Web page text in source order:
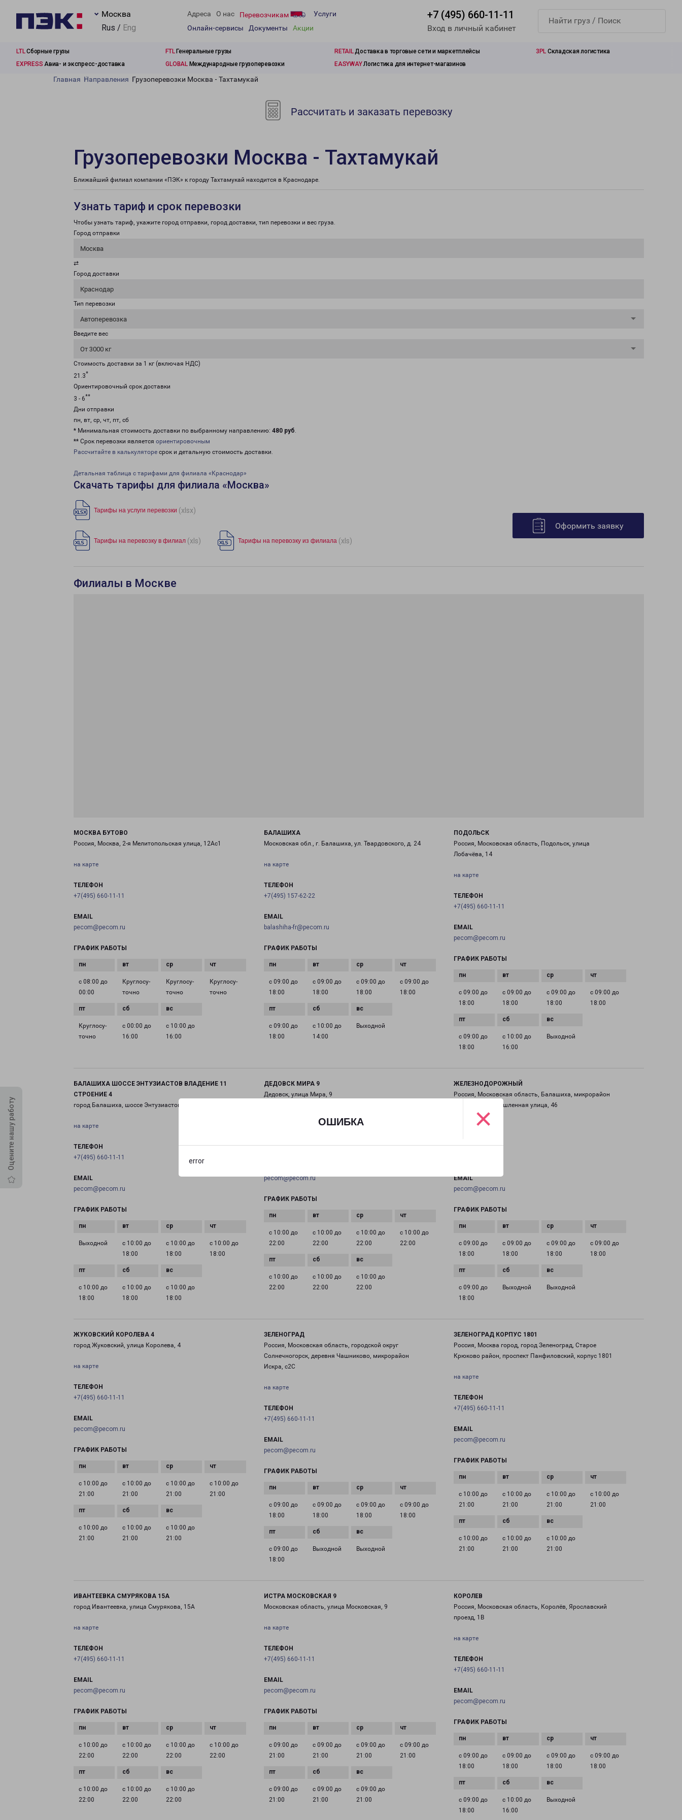
ОШИБКА
error
×
Москва
Rus / Eng
Адреса О нас Перевозчикам
Услуги
Онлайн-сервисы
Документы Акции
+7 (495) 660-11-11
Вход в личный кабинет
LTLСборные грузы FTLГенеральные грузы RETAILДоставка в торговые сети и маркетплейсы 3PL Складская логистика
EXPRESS Авиа- и экспресс-доставка GLOBALМеждународные грузоперевозки EASYWAYЛогистика для интернет-магазинов
Оцените нашу работу
Главная Направления Грузоперевозки Москва - Тахтамукай
Рассчитать и заказать перевозку
Грузоперевозки Москва - Тахтамукай
Ближайший филиал компании «ПЭК» к городу Тахтамукай находится в Краснодаре.
Узнать тариф и срок перевозки
Чтобы узнать тариф, укажите город отправки, город доставки, тип перевозки и вес груза.
Город отправки
Москва
⇄
Город доставки
Краснодар
Тип перевозки
Автоперевозка
Введите вес
От 3000 кг
Стоимость доставки за 1 кг (включая НДС)
21.3*
Ориентировочный срок доставки
3 - 6**
Дни отправки
пн, вт, ср, чт, пт, сб
* Минимальная стоимость доставки по выбранному направлению: 480 руб.
** Срок перевозки является ориентировочным
Рассчитайте в калькуляторе срок и детальную стоимость доставки.
Детальная таблица с тарифами для филиала «Краснодар»
Скачать тарифы для филиала «Москва»
Тарифы на услуги перевозки (xlsx)
Тарифы на перевозку в филиал (xls) Тарифы на перевозку из филиала (xls)
Оформить заявку
Филиалы в Москве
МОСКВА БУТОВО
Россия, Москва, 2-я Мелитопольская улица, 12Ас1
на карте
ТЕЛЕФОН
+7(495) 660-11-11
EMAIL
pecom@pecom.ru
ГРАФИК РАБОТЫ
с 08:00 до
00:00
Круглосу­
точно
Круглосу­
точно
Круглосу­
точно
Круглосу­
точно
с 00:00 до
16:00
с 10:00 до
16:00
БАЛАШИХА
Московская обл., г. Балашиха, ул. Твардовского, д. 24
на карте
ТЕЛЕФОН
+7(495) 157-62-22
EMAIL
balashiha-fr@pecom.ru
ГРАФИК РАБОТЫ
с 09:00 до
18:00
с 09:00 до
18:00
с 09:00 до
18:00
с 09:00 до
18:00
с 09:00 до
18:00
с 10:00 до
14:00
Выходной
ПОДОЛЬСК
Россия, Московская область, Подольск, улица
Лобачёва, 14
на карте
ТЕЛЕФОН
+7(495) 660-11-11
EMAIL
pecom@pecom.ru
ГРАФИК РАБОТЫ
с 09:00 до
18:00
с 09:00 до
18:00
с 09:00 до
18:00
с 09:00 до
18:00
с 09:00 до
18:00
с 10:00 до
16:00
Выходной
БАЛАШИХА ШОССЕ ЭНТУЗИАСТОВ ВЛАДЕНИЕ 11
СТРОЕНИЕ 4
город Балашиха, шоссе Энтузиастов, 11 строение 4
на карте
ТЕЛЕФОН
+7(495) 660-11-11
EMAIL
pecom@pecom.ru
ГРАФИК РАБОТЫ
Выходной
с 10:00 до
18:00
с 10:00 до
18:00
с 10:00 до
18:00
с 10:00 до
18:00
с 10:00 до
18:00
с 10:00 до
18:00
ДЕДОВСК МИРА 9
Дедовск, улица Мира, 9
+7(495) 660-11-11
pecom@pecom.ru
ГРАФИК РАБОТЫ
с 10:00 до
22:00
с 10:00 до
22:00
с 10:00 до
22:00
с 10:00 до
22:00
с 10:00 до
22:00
с 10:00 до
22:00
с 10:00 до
22:00
ЖЕЛЕЗНОДОРОЖНЫЙ
Россия, Московская область, Балашиха, микрорайон
Саввино, Промышленная улица, 46
на карте
ТЕЛЕФОН
EMAIL
pecom@pecom.ru
ГРАФИК РАБОТЫ
с 09:00 до
18:00
с 09:00 до
18:00
с 09:00 до
18:00
с 09:00 до
18:00
с 09:00 до
18:00
Выходной Выходной
ЖУКОВСКИЙ КОРОЛЕВА 4
город Жуковский, улица Королева, 4
на карте
ТЕЛЕФОН
+7(495) 660-11-11
EMAIL
pecom@pecom.ru
ГРАФИК РАБОТЫ
с 10:00 до
21:00
с 10:00 до
21:00
с 10:00 до
21:00
с 10:00 до
21:00
с 10:00 до
21:00
с 10:00 до
21:00
с 10:00 до
21:00
ЗЕЛЕНОГРАД
Россия, Московская область, городской округ
Солнечногорск, деревня Чашниково, микрорайон
Искра, с2С
на карте
ТЕЛЕФОН
+7(495) 660-11-11
EMAIL
pecom@pecom.ru
ГРАФИК РАБОТЫ
с 09:00 до
18:00
с 09:00 до
18:00
с 09:00 до
18:00
с 09:00 до
18:00
с 09:00 до
18:00
Выходной Выходной
ЗЕЛЕНОГРАД КОРПУС 1801
Россия, Москва город, город Зеленоград, Старое
Крюково район, проспект Панфиловский, корпус 1801
на карте
ТЕЛЕФОН
+7(495) 660-11-11
EMAIL
pecom@pecom.ru
ГРАФИК РАБОТЫ
с 10:00 до
21:00
с 10:00 до
21:00
с 10:00 до
21:00
с 10:00 до
21:00
с 10:00 до
21:00
с 10:00 до
21:00
с 10:00 до
21:00
ИВАНТЕЕВКА СМУРЯКОВА 15А
город Ивантеевка, улица Смурякова, 15А
на карте
ТЕЛЕФОН
+7(495) 660-11-11
EMAIL
pecom@pecom.ru
ГРАФИК РАБОТЫ
с 10:00 до
22:00
с 10:00 до
22:00
с 10:00 до
22:00
с 10:00 до
22:00
с 10:00 до
22:00
с 10:00 до
22:00
с 10:00 до
22:00
ИСТРА МОСКОВСКАЯ 9
Московская область, улица Московская, 9
на карте
ТЕЛЕФОН
+7(495) 660-11-11
EMAIL
pecom@pecom.ru
ГРАФИК РАБОТЫ
с 09:00 до
21:00
с 09:00 до
21:00
с 09:00 до
21:00
с 09:00 до
21:00
с 09:00 до
21:00
с 09:00 до
21:00
с 09:00 до
21:00
КОРОЛЕВ
Россия, Московская область, Королёв, Ярославский
проезд, 1В
на карте
ТЕЛЕФОН
+7(495) 660-11-11
EMAIL
pecom@pecom.ru
ГРАФИК РАБОТЫ
с 09:00 до
18:00
с 09:00 до
18:00
с 09:00 до
18:00
с 09:00 до
18:00
с 09:00 до
18:00
с 10:00 до
16:00
Выходной